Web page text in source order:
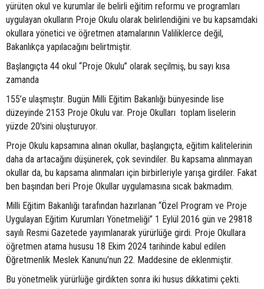
yürüten okul ve kurumlar ile belirli eğitim reformu ve programları
uygulayan okulların Proje Okulu olarak belirlendiğini ve bu kapsamdaki
okullara yönetici ve öğretmen atamalarının Valiliklerce değil,
Bakanlıkça yapılacağını belirtmiştir.
Başlangıçta 44 okul “Proje Okulu” olarak seçilmiş, bu sayı kısa
zamanda
155’e ulaşmıştır. Bugün Milli Eğitim Bakanlığı bünyesinde lise
düzeyinde 2153 Proje Okulu var. Proje Okulları toplam liselerin
yüzde 20'sini oluşturuyor.
Proje Okulu kapsamına alınan okullar, başlangıçta, eğitim kalitelerinin
daha da artacağını düşünerek, çok sevindiler. Bu kapsama alınmayan
okullar da, bu kapsama alınmaları için birbirleriyle yarışa girdiler. Fakat
ben başından beri Proje Okullar uygulamasına sıcak bakmadım.
Milli Eğitim Bakanlığı tarafından hazırlanan “Özel Program ve Proje
Uygulayan Eğitim Kurumları Yönetmeliği” 1 Eylül 2016 gün ve 29818
sayılı Resmi Gazetede yayımlanarak yürürlüğe girdi. Proje Okullara
öğretmen atama hususu 18 Ekim 2024 tarihinde kabul edilen
Öğretmenlik Meslek Kanunu'nun 22. Maddesine de eklenmiştir.
Bu yönetmelik yürürlüğe girdikten sonra iki husus dikkatimi çekti.